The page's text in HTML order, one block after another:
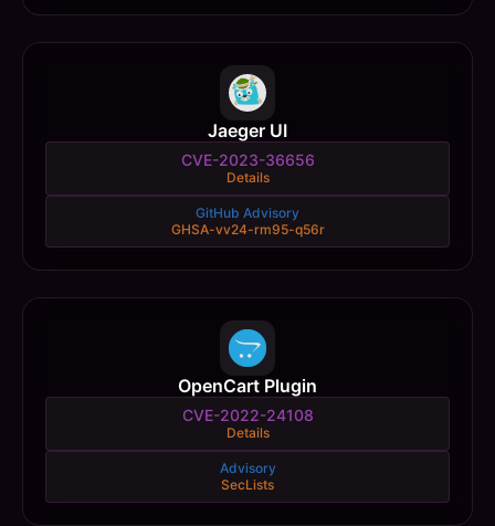
Jaeger UI
CVE-2023-36656
Details
GitHub Advisory
GHSA-vv24-rm95-q56r
OpenCart Plugin
CVE-2022-24108
Details
Advisory
SecLists